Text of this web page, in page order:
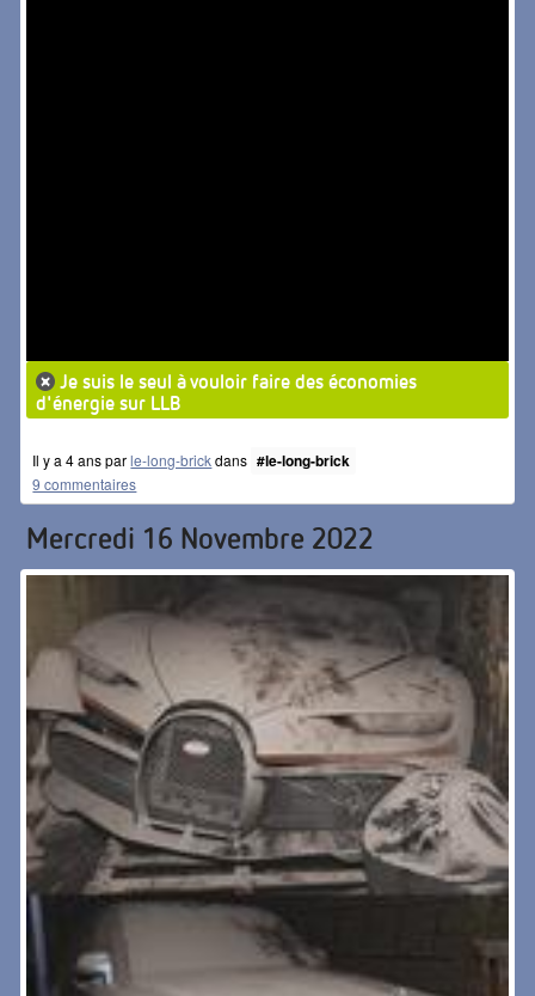
Je suis le seul à vouloir faire des économies
d'énergie sur LLB
Il y a 4 ans parle-long-brickdans #le-long-brick
9 commentaires
Mercredi 16 Novembre 2022